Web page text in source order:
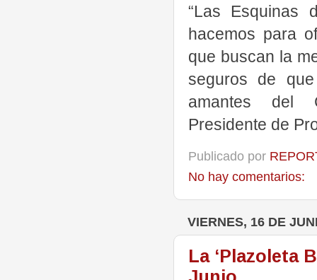
“Las Esquinas
hacemos para
que buscan la
seguros de
amantes del
Presidente de
Publicado por
No hay comentarios:
VIERNES, 16 DE
La ‘Plazoleta